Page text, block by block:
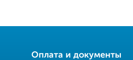
Оплата и документы